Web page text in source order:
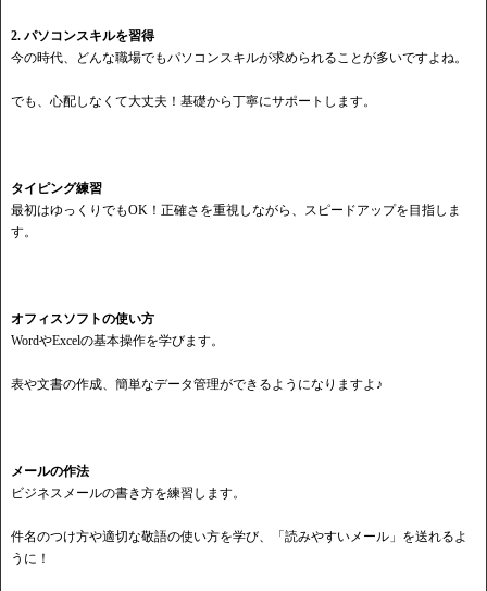
2. パソコンスキルを習得
今の時代、どんな職場でもパソコンスキルが求められることが多いですよね。
でも、心配しなくて大丈夫！基礎から丁寧にサポートします。
タイピング練習
最初はゆっくりでもOK！正確さを重視しながら、スピードアップを目指しま
す。
オフィスソフトの使い方
WordやExcelの基本操作を学びます。
表や文書の作成、簡単なデータ管理ができるようになりますよ♪
メールの作法
ビジネスメールの書き方を練習します。
件名のつけ方や適切な敬語の使い方を学び、「読みやすいメール」を送れるよ
うに！